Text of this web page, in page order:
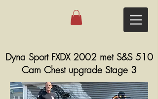
Dyna Sport FXDX 2002 met S&S 510
Cam Chest upgrade Stage 3